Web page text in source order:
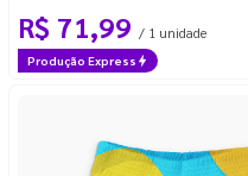
R$ 71,99 / 1 unidade
Produção Express